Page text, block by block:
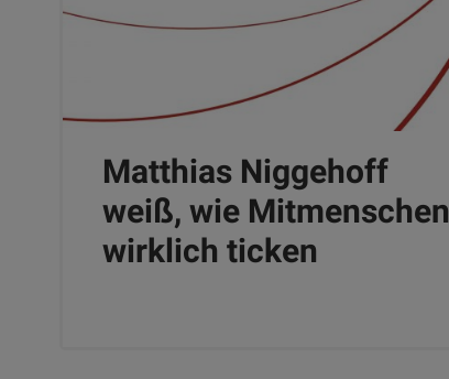
Matthias Niggehoff
weiß, wie Mitmenschen
wirklich ticken